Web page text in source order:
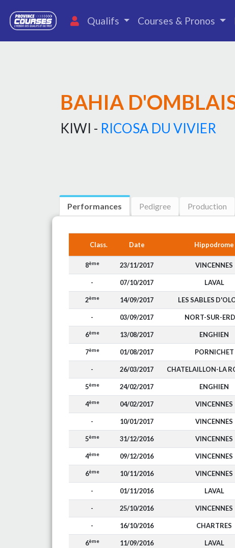
Qualifs Courses & Pronos
BAHIA
KIWI - RICOSA DU VIVIER
Performances Pedigree Production
Class. Date Hippodrome
8ème 23/11/2017 VINCENNES
- 07/10/2017 LAVAL
2ème 14/09/2017 LES SABLES
- 03/09/2017 NORT-SUR-
6ème 13/08/2017 ENGHIEN
7ème 01/08/2017 PORNICHET
- 26/03/2017 CHATELAILLON-LA
5ème 24/02/2017 ENGHIEN
4ème 04/02/2017 VINCENNES
- 10/01/2017 VINCENNES
5ème 31/12/2016 VINCENNES
4ème 09/12/2016 VINCENNES
6ème 10/11/2016 VINCENNES
- 01/11/2016 LAVAL
- 25/10/2016 VINCENNES
- 16/10/2016 CHARTRES
6ème 11/09/2016 LAVAL